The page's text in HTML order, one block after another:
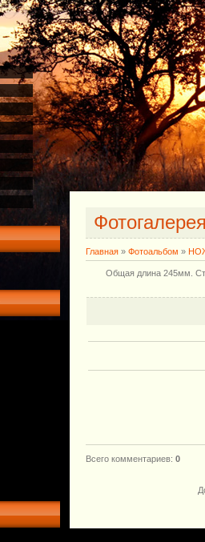
Главная » Фотоальбом »
Общая длина 245мм.
Всего комментариев: 0